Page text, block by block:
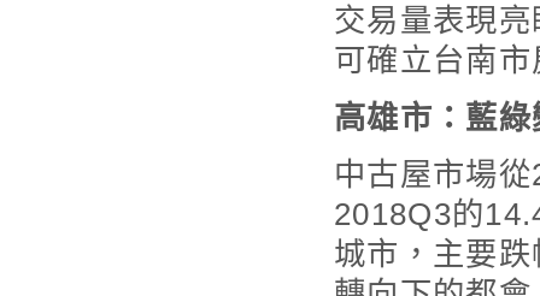
交易量表現
可確立台南
高雄市：藍
中古屋市場
2018Q3的
城市，主要